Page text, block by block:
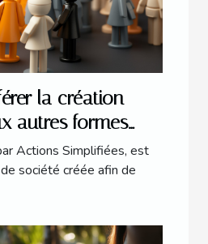
la création
autres formes
Actions Simplifiées, est
société créée afin de